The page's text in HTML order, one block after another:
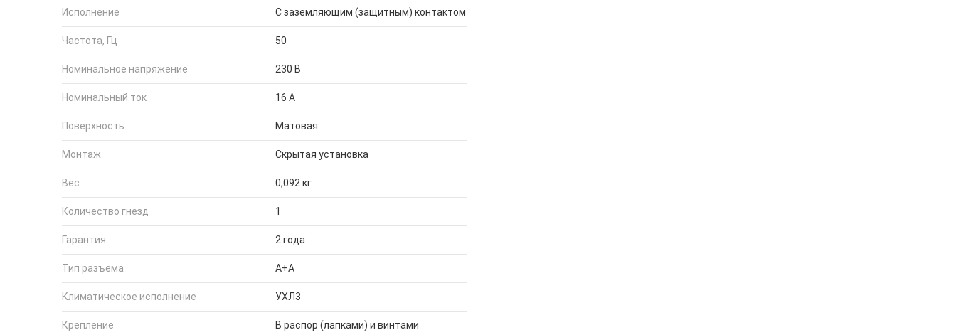
Исполнение С заземляющим (защитным) контактом
Частота, Гц 50
Номинальное напряжение 230 В
Номинальный ток 16 А
Поверхность Матовая
Монтаж Скрытая установка
Вес 0,092 кг
Количество гнезд 1
Гарантия 2 года
Тип разъема А+А
Климатическое исполнение УХЛ3
Крепление В распор (лапками) и винтами